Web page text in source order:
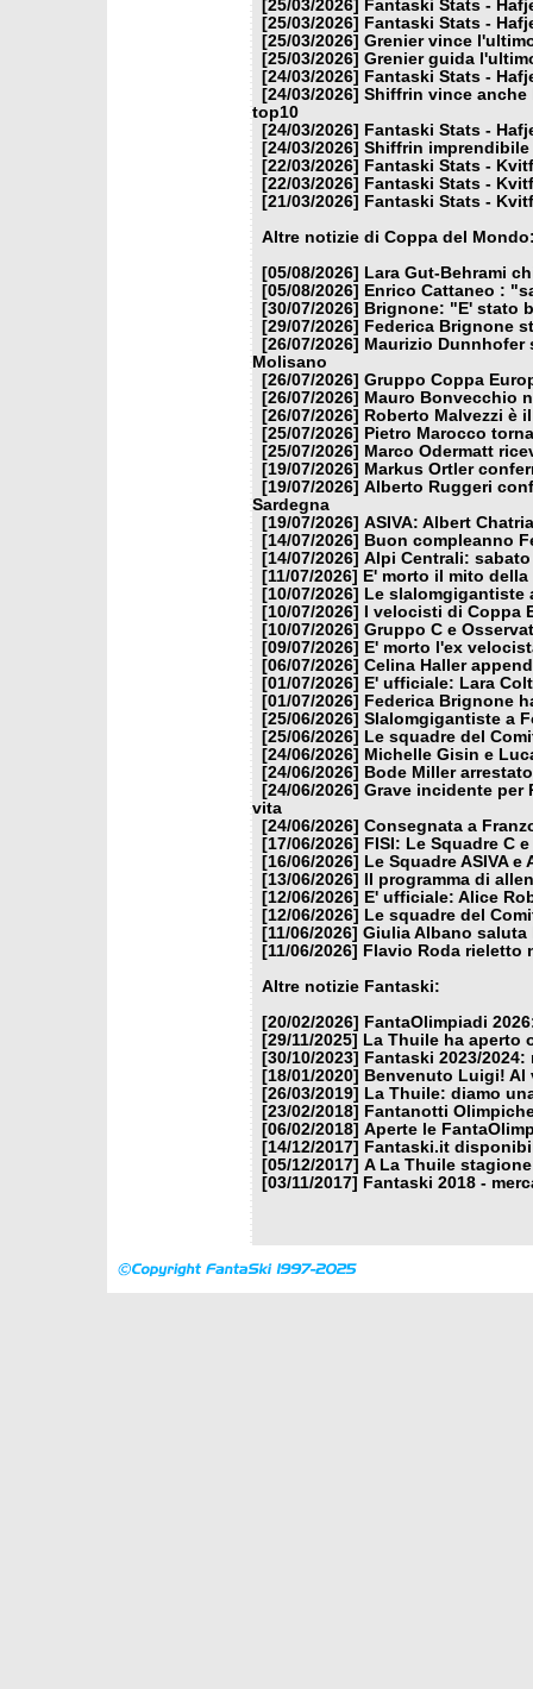
[25/03/2026]
Fantaski Stats -
[25/03/2026]
Fantaski Stats -
[25/03/2026] Grenier vince
[25/03/2026] Grenier guida
[24/03/2026]
Fantaski Stats -
[24/03/2026] Shiffrin vince anche
top10
[24/03/2026]
Fantaski Stats -
[24/03/2026] Shiffrin imprendibile
[22/03/2026]
Fantaski Stats -
[22/03/2026]
Fantaski Stats -
[21/03/2026]
Fantaski Stats -
Altre notizie di Coppa del
[05/08/2026]
Lara Gut-Behrami
[05/08/2026]
Enrico Cattaneo :
[30/07/2026]
Brignone: "E' stato
[29/07/2026]
Federica Brignone
[26/07/2026] Maurizio Dunnhofer
Molisano
[26/07/2026] Gruppo Coppa
[26/07/2026] Mauro Bonvecchio
[26/07/2026]
Roberto Malvezzi è
[25/07/2026]
Pietro Marocco
[25/07/2026] Marco Odermatt
[19/07/2026] Markus Ortler
[19/07/2026] Alberto Ruggeri
Sardegna
[19/07/2026] ASIVA: Albert
[14/07/2026]
Buon compleanno
[14/07/2026] Alpi Centrali:
[11/07/2026]
E' morto il mito
[10/07/2026]
Le
[10/07/2026]
I velocisti di Coppa
[10/07/2026] Gruppo C e
[09/07/2026]
E' morto l'ex
[06/07/2026] Celina Haller
[01/07/2026]
E' ufficiale: Lara
[01/07/2026]
Federica Brignone
[25/06/2026] Slalomgigantiste a
[25/06/2026]
Le squadre del
[24/06/2026] Michelle Gisin e
[24/06/2026]
Bode Miller
[24/06/2026] Grave incidente per
vita
[24/06/2026] Consegnata a
[17/06/2026]
FISI: Le Squadre C
[16/06/2026]
Le Squadre ASIVA
[13/06/2026]
Il programma di
[12/06/2026]
E' ufficiale: Alice
[12/06/2026]
Le squadre del
[11/06/2026] Giulia Albano saluta
[11/06/2026]
Flavio Roda rieletto
Altre notizie Fantaski:
[20/02/2026]
FantaOlimpiadi
[29/11/2025]
La Thuile ha aperto
[30/10/2023]
Fantaski 2023/
[18/01/2020]
Benvenuto Luigi! Al
[26/03/2019]
La Thuile: diamo
[23/02/2018]
Fantanotti
[06/02/2018] Aperte le
[14/12/2017]
Fantaski.it
[05/12/2017] A La Thuile
[03/11/2017]
Fantaski 2018 -